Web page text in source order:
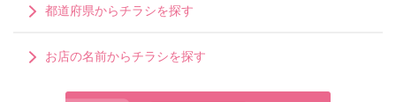
都道府県からチラシを探す
お店の名前からチラシを探す